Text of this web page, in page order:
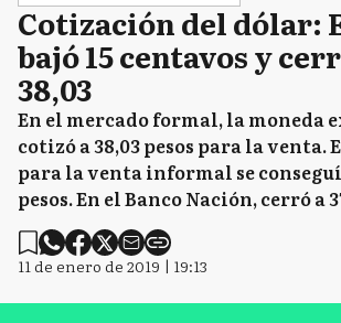
Cotización del dólar:
bajó 15 centavos y
38,03
En el mercado formal, la moneda
cotizó a 38,03 pesos para la venta.
para la venta informal se
pesos. En el Banco Nación, cerró a
11 de enero de 2019 | 19:13